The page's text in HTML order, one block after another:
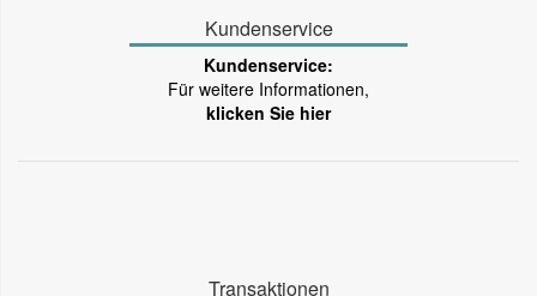
Kundenservice
Kundenservice:
Für weitere Informationen,
klicken Sie hier
Transaktionen